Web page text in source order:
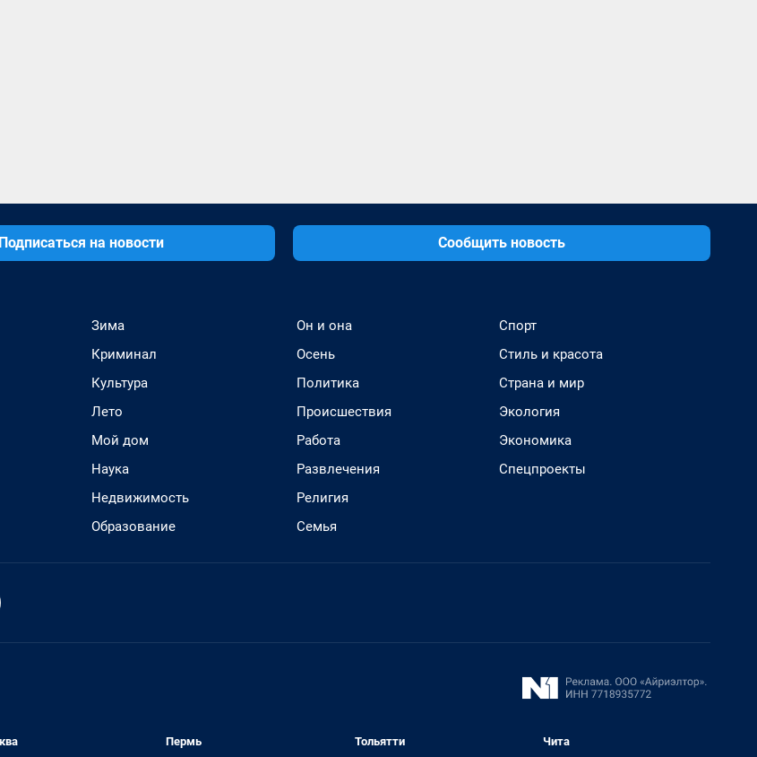
Подписаться на новости Сообщить новость
Зима
Криминал
Культура
Лето
Мой дом
Наука
Недвижимость
Образование
Он и она
Осень
Политика
Происшествия
Работа
Развлечения
Религия
Семья
Спорт
Стиль и красота
Страна и мир
Экология
Экономика
Спецпроекты
Пермь Тольятти Чита